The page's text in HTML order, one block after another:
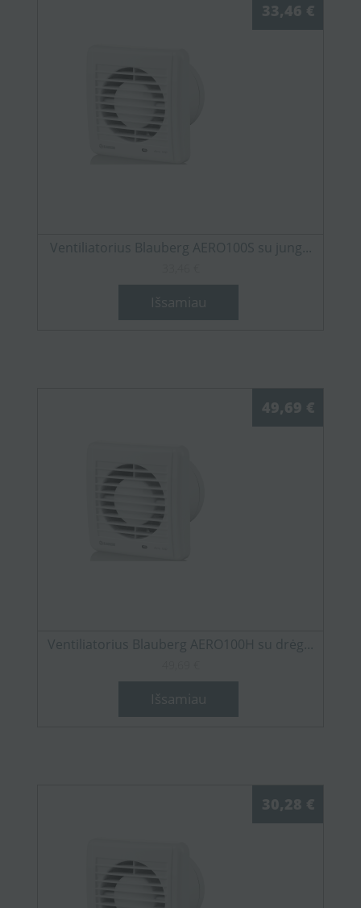
33,46 €
Ventiliatorius Blauberg AERO100S su jung...
Išsamiau
49,69 €
Ventiliatorius Blauberg AERO100H su drėg...
Išsamiau
30,28 €